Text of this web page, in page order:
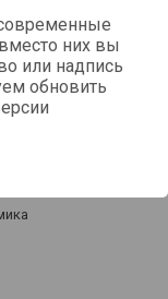
них вы
или надпись
обновить
от детей,